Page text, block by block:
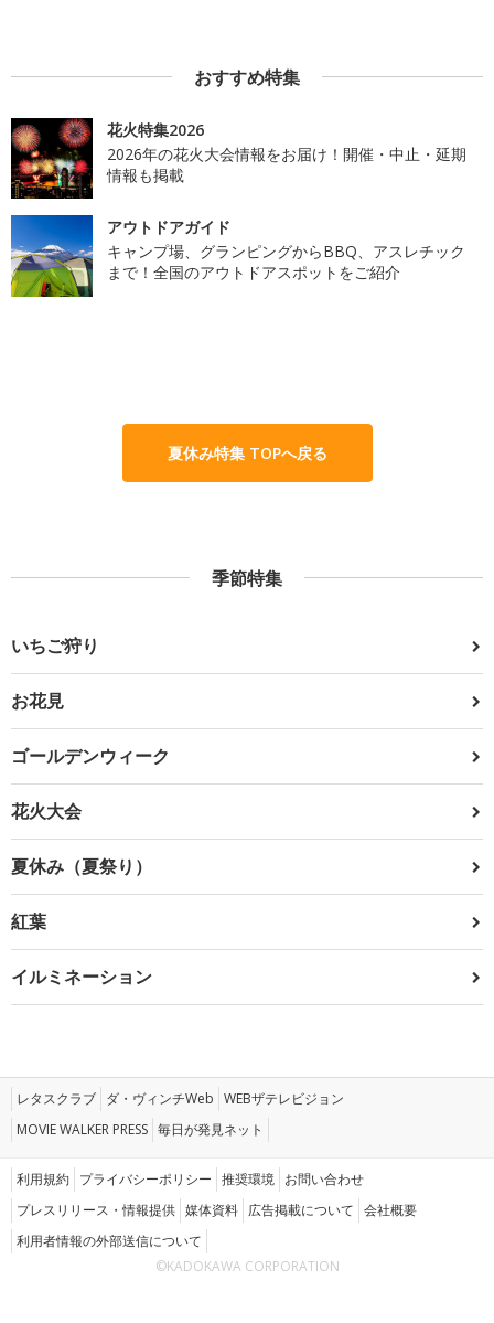
おすすめ特集
花火特集2026
2026年の花火大会情報をお届け！開催・中止・延期
情報も掲載
アウトドアガイド
キャンプ場、グランピングからBBQ、アスレチック
まで！全国のアウトドアスポットをご紹介
夏休み特集 TOPへ戻る
季節特集
いちご狩り
お花見
ゴールデンウィーク
花火大会
夏休み（夏祭り）
紅葉
イルミネーション
レタスクラブ ダ・ヴィンチWeb WEBザテレビジョン
MOVIE WALKER PRESS 毎日が発見ネット
利用規約 プライバシーポリシー 推奨環境 お問い合わせ
プレスリリース・情報提供 媒体資料 広告掲載について 会社概要
利用者情報の外部送信について
©KADOKAWA CORPORATION